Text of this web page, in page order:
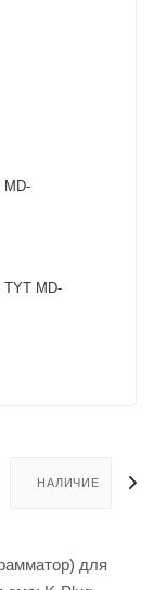
MD-
TYT MD-
НАЛИЧИЕ
для